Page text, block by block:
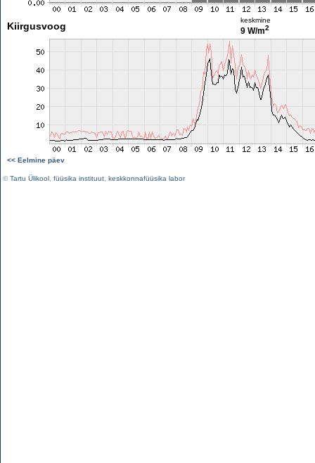
Kiirgusvoog
keskmine
9 W/m2
<< Eelmine päev
©Tartu Ülikool füüsika instituut keskkonnafüüsika labor